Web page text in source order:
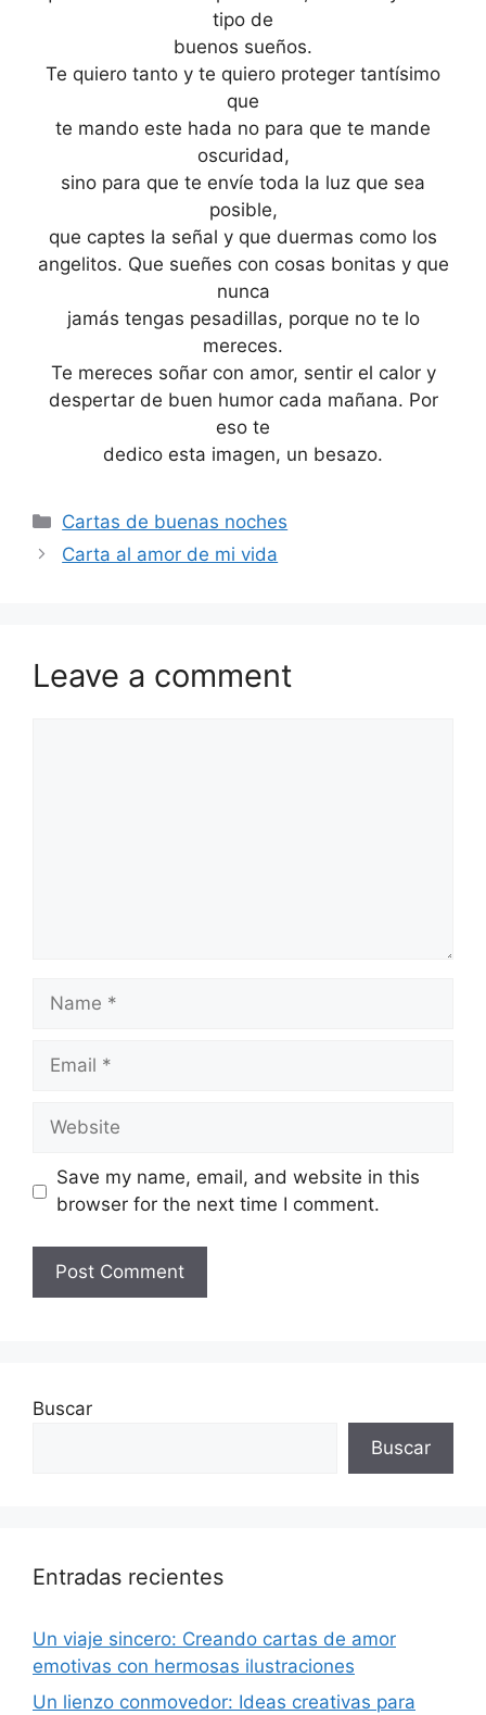
tipo de
buenos sueños.
Te quiero tanto y te quiero proteger tantísimo
que
te mando este hada no para que te mande
oscuridad,
sino para que te envíe toda la luz que sea
posible,
que captes la señal y que duermas como los
angelitos. Que sueñes con cosas bonitas y que
nunca
jamás tengas pesadillas, porque no te lo
mereces.
Te mereces soñar con amor, sentir el calor y
despertar de buen humor cada mañana. Por
eso te
dedico esta imagen, un besazo.
Categories
Cartas de buenas noches
Carta al amor de mi vida
Leave a comment
Name
Email
Website
Save my name, email, and website in this
browser for the next time I comment.
Buscar
Buscar
Entradas recientes
Un viaje sincero: Creando cartas de amor
emotivas con hermosas ilustraciones
Un lienzo conmovedor: Ideas creativas para